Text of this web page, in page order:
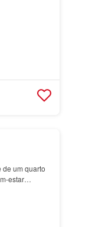
um quarto
estar